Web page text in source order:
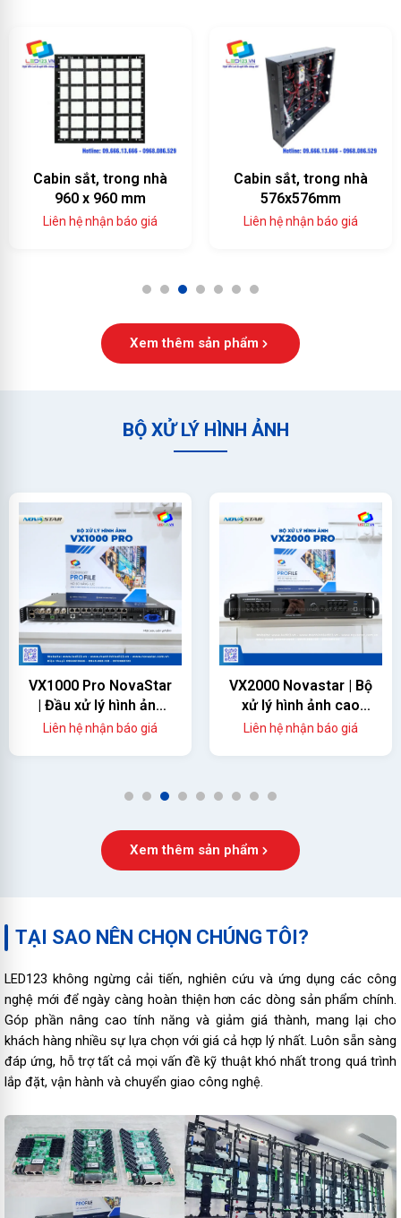
Cabin sắt, trong nhà
960 x 960 mm
Liên hệ nhận báo giá
Cabin sắt, trong nhà
576x576mm
Liên hệ nhận báo giá
1 2 3 4 5 6 7
Xem thêm sản phẩm
BỘ XỬ LÝ HÌNH ẢNH
VX1000 Pro NovaStar
| Đầu xử lý hình ảnh
màn hình led
Liên hệ nhận báo giá
VX2000 Novastar | Bộ
xử lý hình ảnh cao
cấp
Liên hệ nhận báo giá
1 2 3 4 5 6 7 8 9
Xem thêm sản phẩm
TẠI SAO NÊN CHỌN CHÚNG TÔI?
LED123 không ngừng cải tiến, nghiên cứu và ứng dụng các công
nghệ mới để ngày càng hoàn thiện hơn các dòng sản phẩm chính.
Góp phần nâng cao tính năng và giảm giá thành, mang lại cho
khách hàng nhiều sự lựa chọn với giá cả hợp lý nhất. Luôn sẵn sàng
đáp ứng, hỗ trợ tất cả mọi vấn đề kỹ thuật khó nhất trong quá trình
lắp đặt, vận hành và chuyển giao công nghệ.